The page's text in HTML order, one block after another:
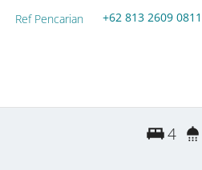
Ref Pencarian +62 813 2609 0811
4